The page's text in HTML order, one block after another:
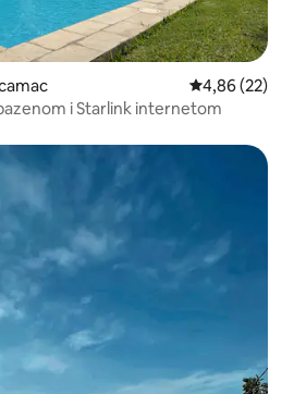
Prosječna
4,86 (22)
i Starlink internetom